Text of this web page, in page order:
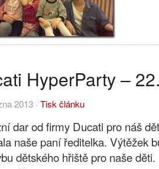
HyperParty –
2013 · Tisk článku
dar od firmy Ducati pro náš
naše paní ředitelka. Výtěžek
dětského hřiště pro naše